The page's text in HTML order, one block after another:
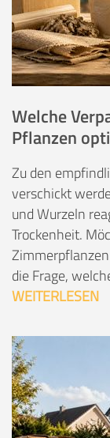
Welche
Pflanzen
Zu den
verschickt
und Wurzeln
Trockenheit.
die Frage,
WEITERLESEN